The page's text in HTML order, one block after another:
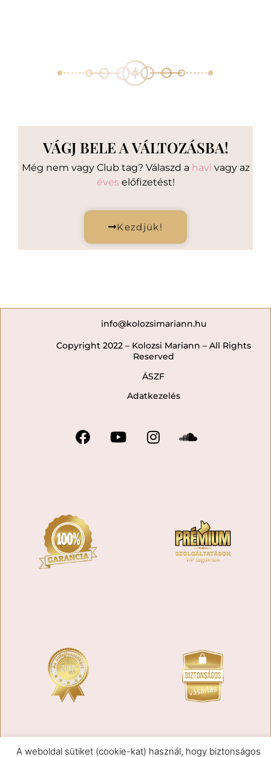
VÁGJ BELE A VÁLTOZÁSBA!
Még nem vagy Club tag? Válaszd a havi vagy az
éveselőfizetést!
Kezdjük!
info@kolozsimariann.hu
Copyright 2022 – Kolozsi Mariann – All Rights
Reserved
ÁSZF
Adatkezelés
A weboldal sütiket (cookie-kat) használ, hogy biztonságos